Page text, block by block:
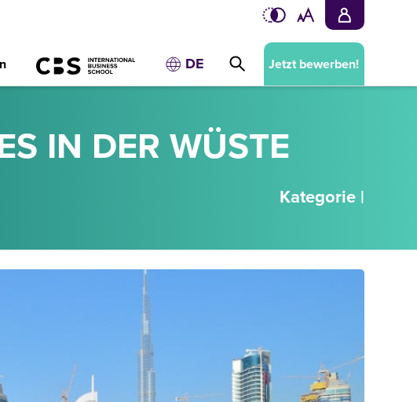
DE Jetzt bewerben!
IN DER WÜSTE
Kategorie |